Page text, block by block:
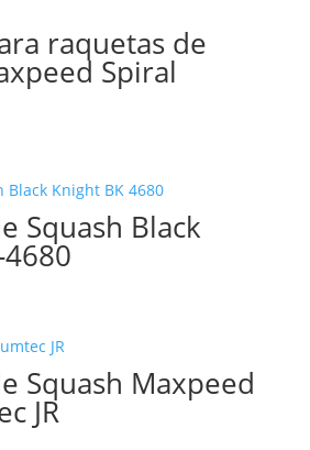
raquetas de
Spiral
Squash Black
Squash Maxpeed
JR